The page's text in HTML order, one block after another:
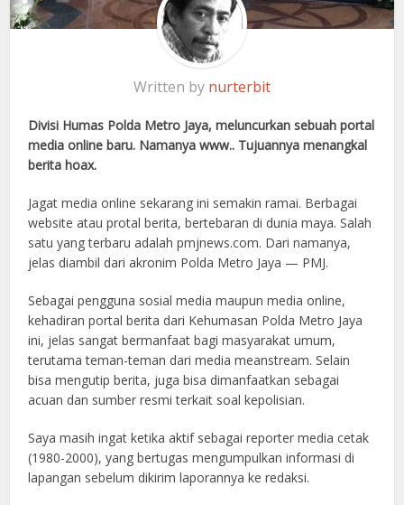
Written by nurterbit
Divisi Humas Polda Metro Jaya, meluncurkan sebuah portal
media online baru. Namanya www.. Tujuannya menangkal
berita hoax.
Jagat media online sekarang ini semakin ramai. Berbagai
website atau protal berita, bertebaran di dunia maya. Salah
satu yang terbaru adalah pmjnews.com. Dari namanya,
jelas diambil dari akronim Polda Metro Jaya — PMJ.
Sebagai pengguna sosial media maupun media online,
kehadiran portal berita dari Kehumasan Polda Metro Jaya
ini, jelas sangat bermanfaat bagi masyarakat umum,
terutama teman-teman dari media meanstream. Selain
bisa mengutip berita, juga bisa dimanfaatkan sebagai
acuan dan sumber resmi terkait soal kepolisian.
Saya masih ingat ketika aktif sebagai reporter media cetak
(1980-2000), yang bertugas mengumpulkan informasi di
lapangan sebelum dikirim laporannya ke redaksi.